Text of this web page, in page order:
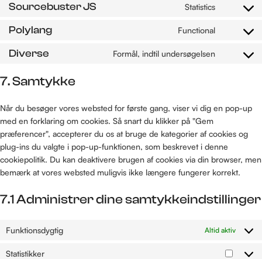
Sourcebuster JS Statistics
Polylang Functional
Diverse Formål, indtil undersøgelsen
7. Samtykke
Når du besøger vores websted for første gang, viser vi dig en pop-up
med en forklaring om cookies. Så snart du klikker på "Gem
præferencer", accepterer du os at bruge de kategorier af cookies og
plug-ins du valgte i pop-up-funktionen, som beskrevet i denne
cookiepolitik. Du kan deaktivere brugen af ​​cookies via din browser, men
bemærk at vores websted muligvis ikke længere fungerer korrekt.
7.1 Administrer dine samtykkeindstillinger
Funktionsdygtig Altid aktiv
Statistikker